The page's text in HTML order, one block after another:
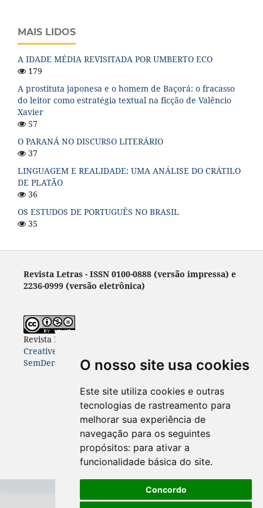
O nosso site usa cookies
Este site utiliza cookies e outras
tecnologias de rastreamento para
melhorar sua experiência de
navegação para os seguintes
propósitos: para ativar a
funcionalidade básica do site.
Concordo
MAIS LIDOS
A IDADE MÉDIA REVISITADA POR UMBERTO ECO
179
A prostituta japonesa e o homem de Baçorá: o fracasso
do leitor como estratégia textual na ficção de Valêncio
Xavier
57
O PARANÁ NO DISCURSO LITERÁRIO
37
LINGUAGEM E REALIDADE: UMA ANÁLISE DO CRÁTILO
DE PLATÃO
36
OS ESTUDOS DE PORTUGUÊS NO BRASIL
35
Revista Letras - ISSN 0100-0888 (versão impressa) e
2236-0999 (versão eletrônica)
Revista Letras
Creative Commons Atribuição-NãoComercial-
SemDerivações 4.0 Internacional.